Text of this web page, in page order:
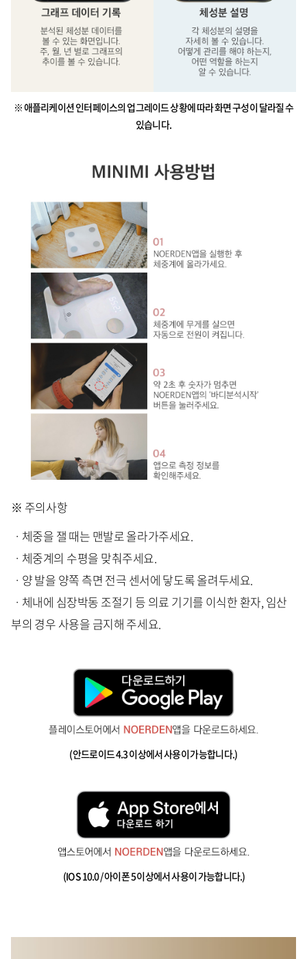
※ 애플리케이션 인터페이스의 업그레이드 상황에 따라 화면 구성이 달라질 수
있습니다.
※ 주의사항
ㆍ체중을 잴 때는 맨발로 올라가주세요.
ㆍ체중계의 수평을 맞춰주세요.
ㆍ양 발을 양쪽 측면 전극 센서에 닿도록 올려두세요.
ㆍ체내에 심장박동 조절기 등 의료 기기를 이식한 환자, 임산
부의 경우 사용을 금지해 주세요.
(안드로이드 4.3 이상에서 사용이 가능합니다.)
(IOS 10.0 / 아이폰 5 이상에서 사용이 가능합니다.)